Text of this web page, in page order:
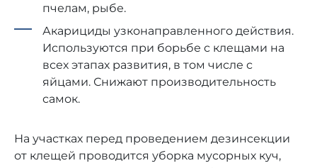
пчелам, рыбе.
Акарициды узконаправленного действия.
Используются при борьбе с клещами на
всех этапах развития, в том числе с
яйцами. Снижают производительность
самок.
На участках перед проведением дезинсекции
от клещей проводится уборка мусорных куч,